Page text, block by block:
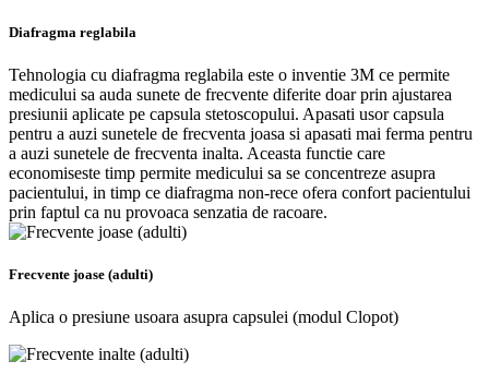
Diafragma reglabila
Tehnologia cu diafragma reglabila este o inventie 3M ce permite
medicului sa auda sunete de frecvente diferite doar prin ajustarea
presiunii aplicate pe capsula stetoscopului. Apasati usor capsula
pentru a auzi sunetele de frecventa joasa si apasati mai ferma pentru
a auzi sunetele de frecventa inalta. Aceasta functie care
economiseste timp permite medicului sa se concentreze asupra
pacientului, in timp ce diafragma non-rece ofera confort pacientului
prin faptul ca nu provoaca senzatia de racoare.
Frecvente joase (adulti)
Aplica o presiune usoara asupra capsulei (modul Clopot)